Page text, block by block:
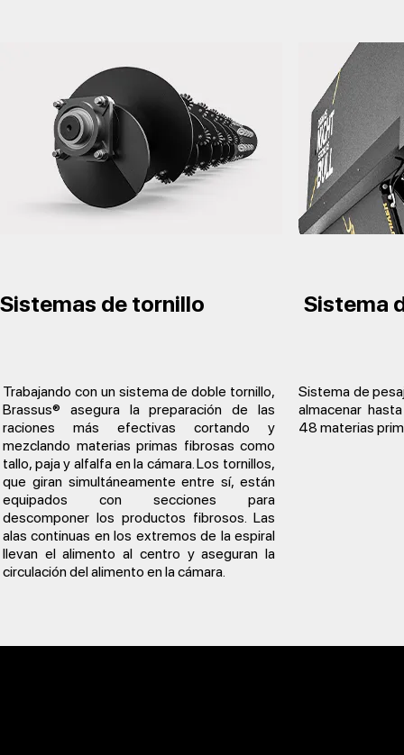
Sistemas de tornillo Sistema
Trabajando con un sistema de doble tornillo,
Brassus® asegura la preparación de las
raciones más efectivas cortando y
mezclando materias primas fibrosas como
tallo, paja y alfalfa en la cámara. Los tornillos,
que giran simultáneamente entre sí, están
equipados con secciones para
descomponer los productos fibrosos. Las
alas continuas en los extremos de la espiral
llevan el alimento al centro y aseguran la
circulación del alimento en la cámara.
Sistema de
almacenar
48 materias